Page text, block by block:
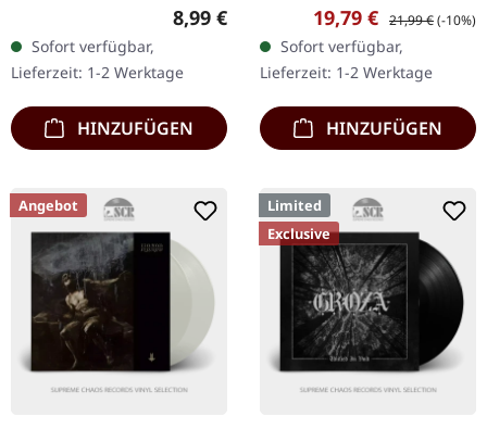
Limitierte Auflage. Die
amerikanischen Black
Metaller Nachtmystium…
Regulärer Preis:
8,99 €
Sofort verfügbar,
Lieferzeit: 1-2 Werktage
HINZUFÜGEN
Vinyl. Kvaens neuestes
Werk, "The Formless
Fires", ist ein Beweis für…
Verkaufspreis:
19,79 € Regulärer Preis:
21,99 €(-10%)
Sofort verfügbar,
Lieferzeit: 1-2 Werktage
HINZUFÜGEN
Angebot
Limited
Exclusive